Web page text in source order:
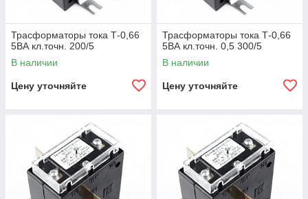
Трасформаторы тока Т-0,66
5ВА кл.точн. 200/5
В наличии
Цену уточняйте
Трасформаторы тока Т-0,66
5ВА кл.точн. 0,5 300/5
В наличии
Цену уточняйте